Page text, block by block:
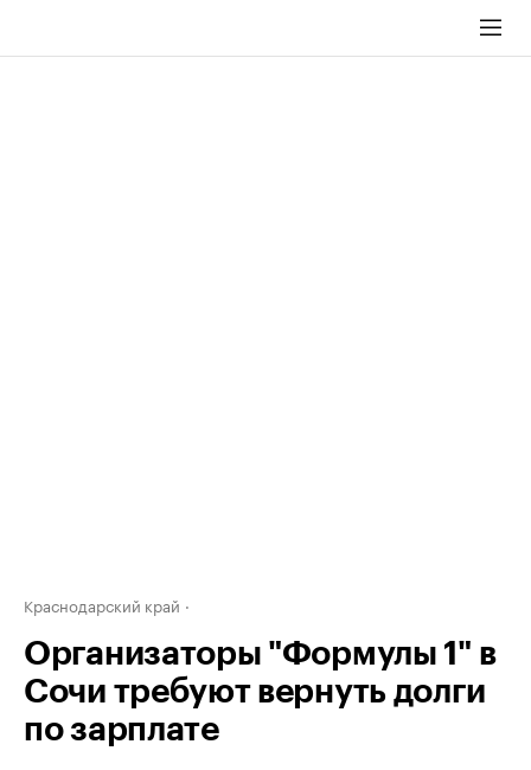
Краснодарский край
Организаторы "Формулы 1" в
Сочи требуют вернуть долги
по зарплате